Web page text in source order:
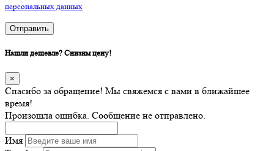
персональных данных
Отправить
Нашли дешевле? Снизим цену!
×
Спасибо за обращение! Мы свяжемся с вами в ближайшее
время!
Произошла ошибка. Сообщение не отправлено.
Имя